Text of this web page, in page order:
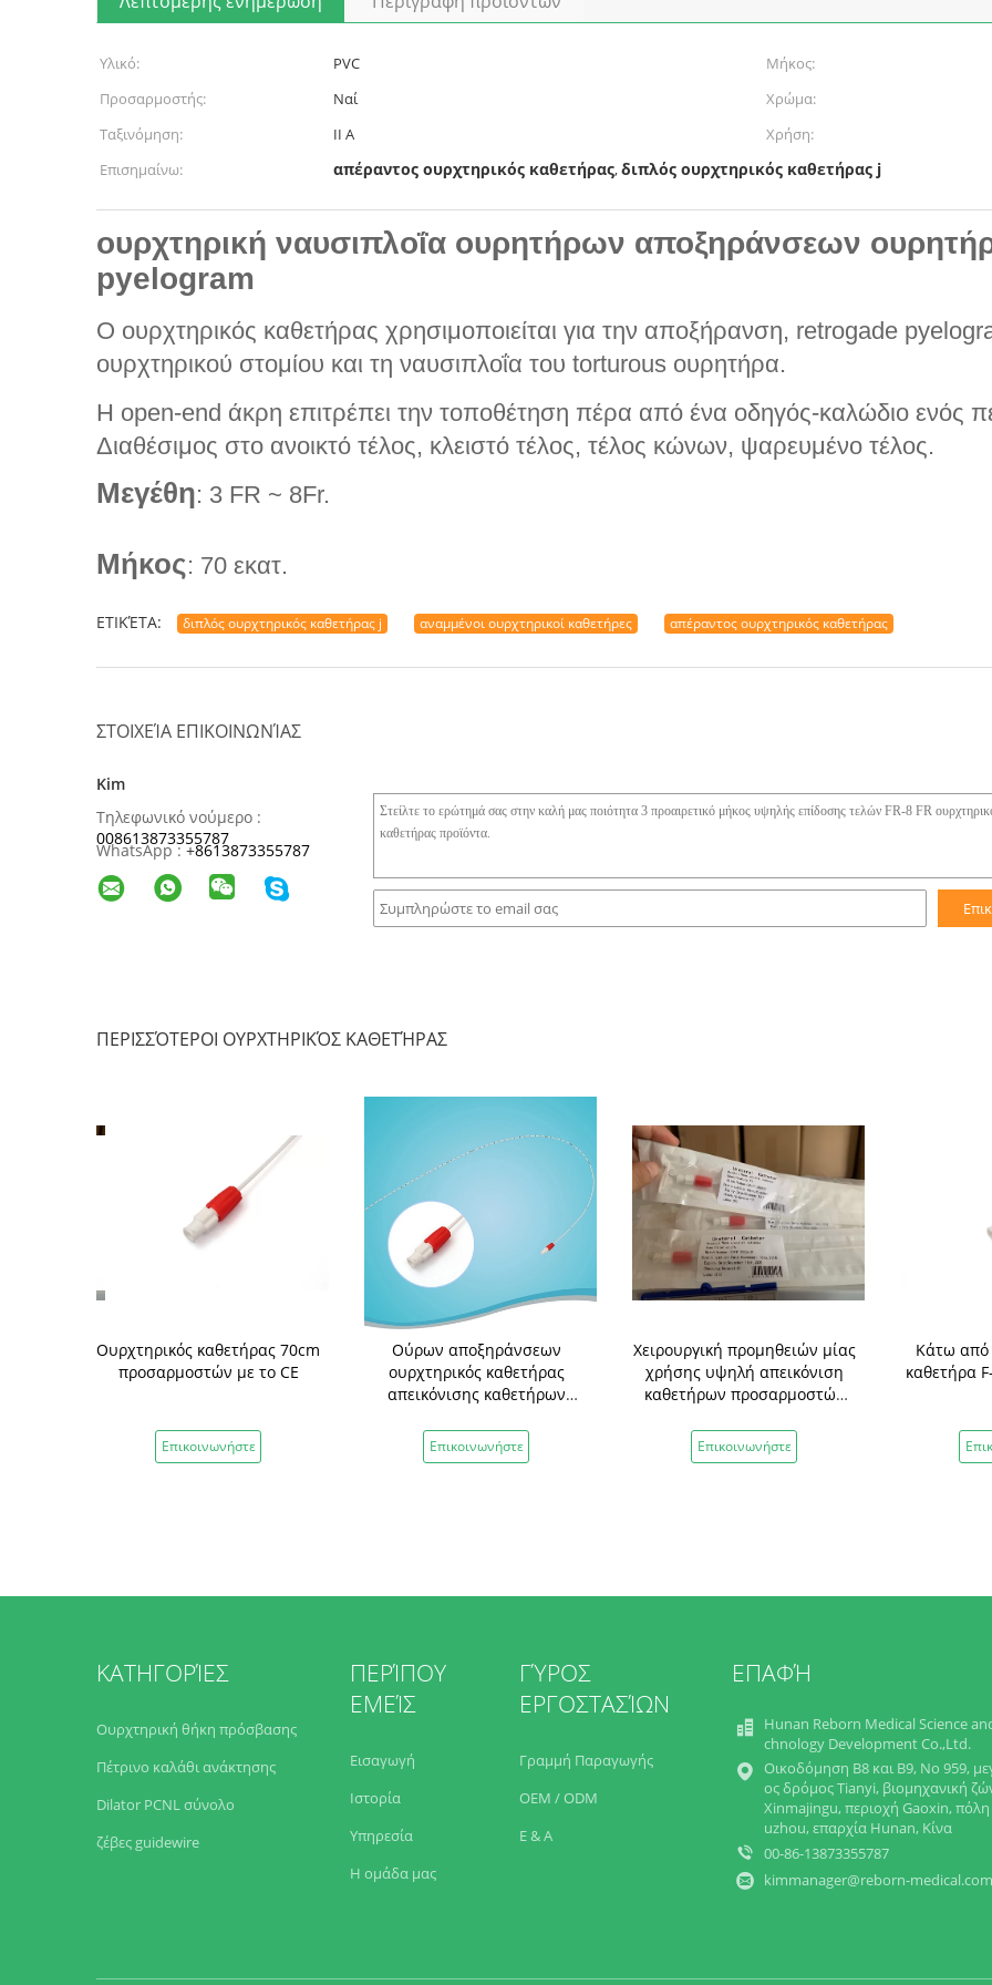
Υλικό: PVC Μήκος:
Προσαρμοστής:
Ναί Χρώμα:
Ταξινόμηση:
ΙΙ Α Χρήση:
Επισημαίνω:
απέραντος ουρχτηρικός καθετήρας,διπλός ουρχτηρικός καθετήρας j
ουρχτηρική ναυσιπλοΐα ουρητήρων αποξηράνσεων
pyelogram
Ο ουρχτηρικός καθετήρας χρησιμοποιείται για την αποξήρανση, retrogade
ουρχτηρικού στομίου και τη ναυσιπλοΐα του torturous ουρητήρα.
Η open-end άκρη επιτρέπει την τοποθέτηση πέρα από ένα οδηγός-καλώδιο ενός
Διαθέσιμος στο ανοικτό τέλος, κλειστό τέλος, τέλος κώνων, ψαρευμένο τέλος.
Μεγέθη: 3 FR ~ 8Fr.
Μήκος: 70 εκατ.
ΕΤΙΚΈΤΑ: διπλός ουρχτηρικός καθετήρας j αναμμένοι ουρχτηρικοί καθετήρες απέραντος ουρχτηρικός καθετήρας
ΣΤΟΙΧΕΊΑ ΕΠΙΚΟΙΝΩΝΊΑΣ
Kim
Τηλεφωνικό νούμερο :
008613873355787
WhatsApp :+8613873355787
ΠΕΡΙΣΣΌΤΕΡΟΙ ΟΥΡΧΤΗΡΙΚΌΣ ΚΑΘΕΤΉΡΑΣ
Ουρχτηρικός καθετήρας 70cm
προσαρμοστών με το CE
Επικοινωνήστε
Ούρων αποξηράνσεων
ουρχτηρικός καθετήρας
απεικόνισης καθετήρων
Επικοινωνήστε
Χειρουργική προμηθειών μίας
χρήσης υψηλή απεικόνιση
καθετήρων προσαρμοστών
Επικοινωνήστε
Κάτω από
καθετήρα
ΚΑΤΗΓΟΡΊΕΣ
Ουρχτηρική θήκη πρόσβασης
Πέτρινο καλάθι ανάκτησης
Dilator PCNL σύνολο
ζέβες guidewire
ΠΕΡΊΠΟΥ
ΕΜΕΊΣ
Εισαγωγή
Ιστορία
Υπηρεσία
Η ομάδα μας
ΓΎΡΟΣ
ΕΡΓΟΣΤΑΣΊΩΝ
Γραμμή Παραγωγής
OEM / ODM
Ε & Α
ΕΠΑΦΉ
Hunan Reborn Medical Science
chnology Development Co.,Ltd.
Οικοδόμηση B8 και B9, Νο 959,
ος δρόμος Tianyi, βιομηχανική
Xinmajingu, περιοχή Gaoxin, πόλη
uzhou, επαρχία Hunan, Κίνα
00-86-13873355787
kimmanager@reborn-medical.com